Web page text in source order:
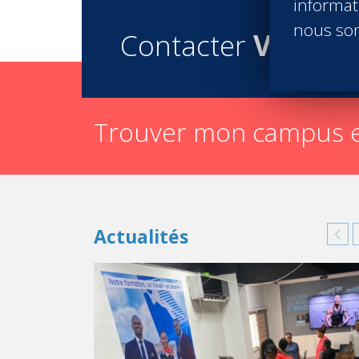
Contacter Vatel
Trouver mon campus
Actualités
nous